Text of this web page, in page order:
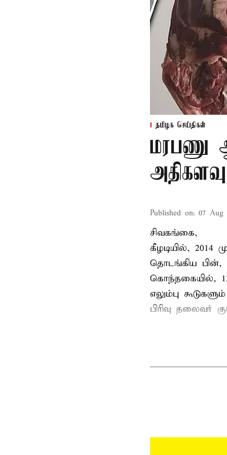
தமிழக செய்திகள்
மரபணு
Published on: 07 Aug
சிவகங்கை,
கீழடியில்,
தொடங்கிய பின்,
கொந்தகையில்,
எலும்பு
பிரிவு தலைவர்